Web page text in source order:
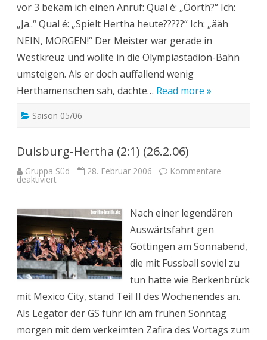
vor 3 bekam ich einen Anruf: Qual é: „Öörth?“ Ich:
„Ja..“ Qual é: „Spielt Hertha heute?????“ Ich: „ääh
NEIN, MORGEN!“ Der Meister war gerade in
Westkreuz und wollte in die Olympiastadion-Bahn
umsteigen. Als er doch auffallend wenig
Herthamenschen sah, dachte… Read more »
Saison 05/06
Duisburg-Hertha (2:1) (26.2.06)
Gruppa Süd 28. Februar 2006 Kommentare
deaktiviert
(26.2.06)
Nach einer legendären
Auswärtsfahrt gen
Göttingen am Sonnabend,
die mit Fussball soviel zu
tun hatte wie Berkenbrück
mit Mexico City, stand Teil II des Wochenendes an.
Als Legator der GS fuhr ich am frühen Sonntag
morgen mit dem verkeimten Zafira des Vortags zum